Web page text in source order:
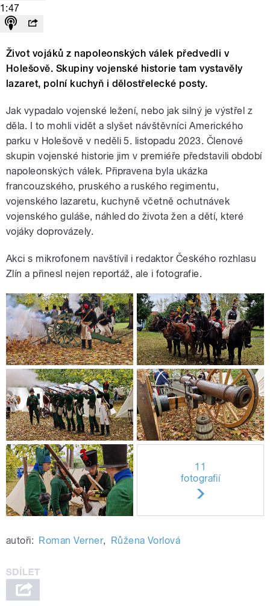
1:47
Život vojáků z napoleonských válek předvedli v
Holešově. Skupiny vojenské historie tam vystavěly
lazaret, polní kuchyň i dělostřelecké posty.
Jak vypadalo vojenské ležení, nebo jak silný je výstřel z
děla. I to mohli vidět a slyšet návštěvníci Amerického
parku v Holešově v neděli 5. listopadu 2023. Členové
skupin vojenské historie jim v premiéře představili období
napoleonských válek. Připravena byla ukázka
francouzského, pruského a ruského regimentu,
vojenského lazaretu, kuchyně včetně ochutnávek
vojenského guláše, náhled do života žen a dětí, které
vojáky doprovázely.
Akci s mikrofonem navštívil i redaktor Českého rozhlasu
Zlín a přinesl nejen reportáž, ale i fotografie.
11
fotografií
autoři: Roman Verner, Růžena Vorlová